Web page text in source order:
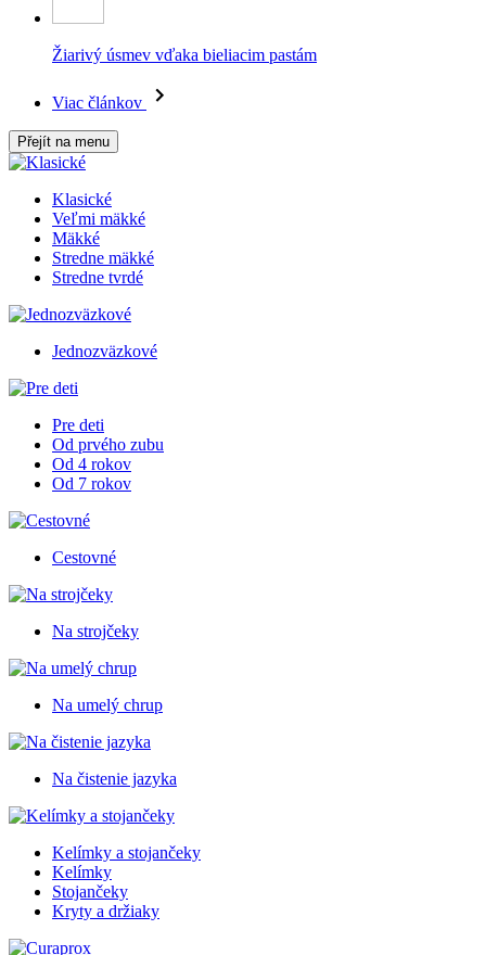
Žiarivý úsmev vďaka bieliacim pastám
Viac článkov
Přejít na menu
Klasické
Veľmi mäkké
Mäkké
Stredne mäkké
Stredne tvrdé
Jednozväzkové
Pre deti
Od prvého zubu
Od 4 rokov
Od 7 rokov
Cestovné
Na strojčeky
Na umelý chrup
Na čistenie jazyka
Kelímky a stojančeky
Kelímky
Stojančeky
Kryty a držiaky